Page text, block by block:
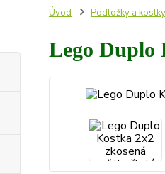
Úvod Podložky a kostky
Lego Duplo